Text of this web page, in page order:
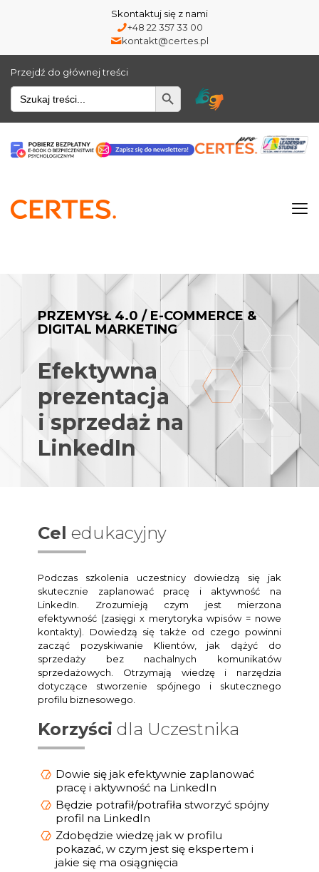
Skontaktuj się z nami
+48 22 357 33 00
kontakt@certes.pl
Przejdź do głównej treści
Wyszukiwarka
PRZEMYSŁ 4.0 / E-COMMERCE &
DIGITAL MARKETING
Efektywna
prezentacja
i sprzedaż na
LinkedIn
Cel edukacyjny
Podczas szkolenia uczestnicy dowiedzą się jak
skutecznie zaplanować pracę i aktywność na
LinkedIn. Zrozumieją czym jest mierzona
efektywność (zasięgi x merytoryka wpisów = nowe
kontakty). Dowiedzą się także od czego powinni
zacząć pozyskiwanie Klientów, jak dążyć do
sprzedaży bez nachalnych komunikatów
sprzedażowych. Otrzymają wiedzę i narzędzia
dotyczące stworzenie spójnego i skutecznego
profilu biznesowego.
Korzyści dla Uczestnika
Dowie się jak efektywnie zaplanować
pracę i aktywność na LinkedIn
Będzie potrafił/potrafiła stworzyć spójny
profil na LinkedIn
Zdobędzie wiedzę jak w profilu
pokazać, w czym jest się ekspertem i
jakie się ma osiągnięcia